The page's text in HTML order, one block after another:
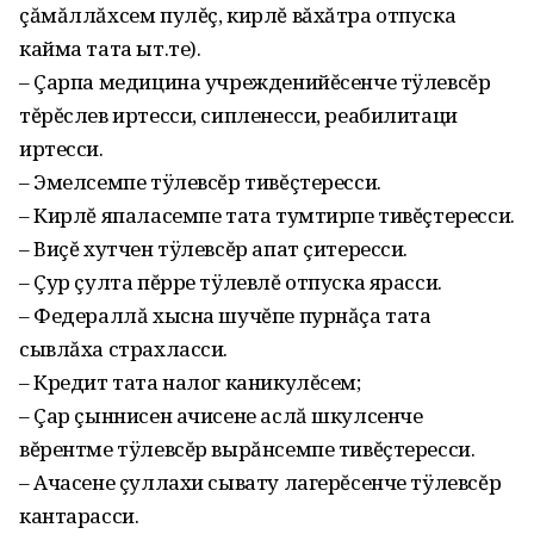
çăмăллăхсем пулĕç, кирлĕ вăхăтра отпуска
кайма тата ыт.те).
– Çарпа медицина учрежденийĕсенче тÿлевсĕр
тĕрĕслев иртесси, сипленесси, реабилитаци
иртесси.
– Эмелсемпе тÿлевсĕр тивĕçтересси.
– Кирлĕ япаласемпе тата тумтирпе тивĕçтересси.
– Виçĕ хутчен тÿлевсĕр апат çитересси.
– Çур çулта пĕрре тÿлевлĕ отпуска ярасси.
– Федераллă хысна шучĕпе пурнăçа тата
сывлăха страхласси.
– Кредит тата налог каникулĕсем;
– Çар çыннисен ачисене аслă шкулсенче
вĕрентме тÿлевсĕр вырăнсемпе тивĕçтересси.
– Ачасене çуллахи сывату лагерĕсенче тÿлевсĕр
кантарасси.